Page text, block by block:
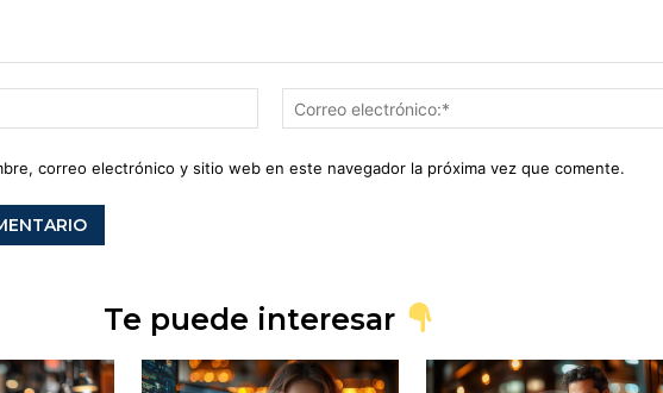
Nombre:*
correo electrónico y sitio web en este navegador la próxima vez que comente.
Te puede interesar